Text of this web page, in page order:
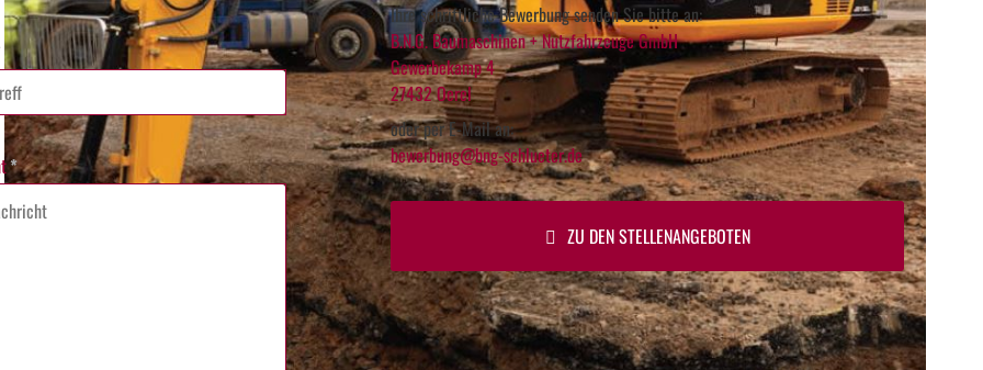
*
Ihre schriftliche Bewerbung senden Sie bitte an:
B.N.G. Baumaschinen + Nutzfahrzeuge GmbH
Gewerbekamp 4
27432 Oerel
oder per E-Mail an:
bewerbung@bng-schlueter.de
ZU DEN STELLENANGEBOTEN